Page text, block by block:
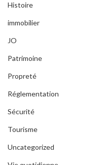
Histoire
immobilier
JO
Patrimoine
Propreté
Réglementation
Sécurité
Tourisme
Uncategorized